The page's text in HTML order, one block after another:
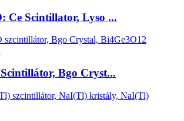
Ce Scintillator, Lyso ...
Bgo Cryst...